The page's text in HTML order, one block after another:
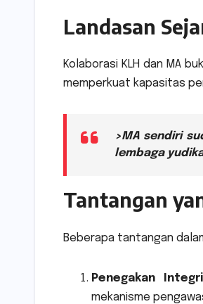
Landasan
Kolaborasi KLH dan MA
memperkuat kapasitas
>MA sendiri
lembaga
Tantangan
Beberapa tantangan
Penegakan
mekanisme